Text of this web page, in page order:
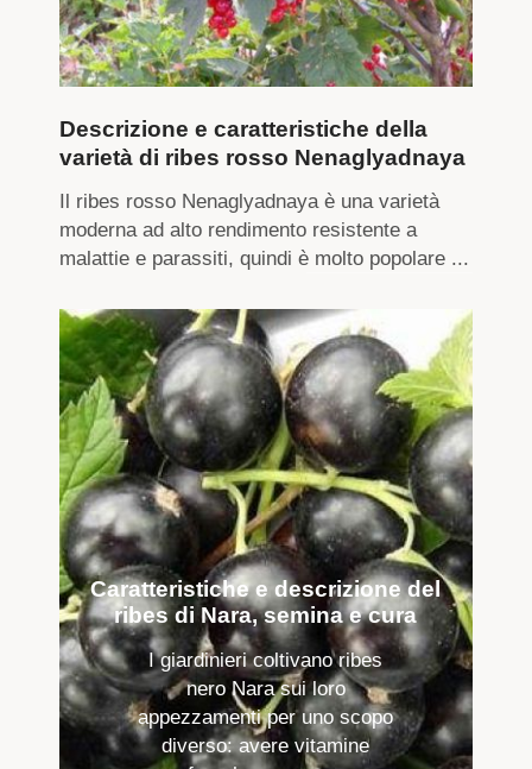
Descrizione e caratteristiche della
varietà di ribes rosso Nenaglyadnaya
Il ribes rosso Nenaglyadnaya è una varietà
moderna ad alto rendimento resistente a
malattie e parassiti, quindi è molto popolare ...
Caratteristiche e descrizione del
ribes di Nara, semina e cura
I giardinieri coltivano ribes
nero Nara sui loro
appezzamenti per uno scopo
diverso: avere vitamine